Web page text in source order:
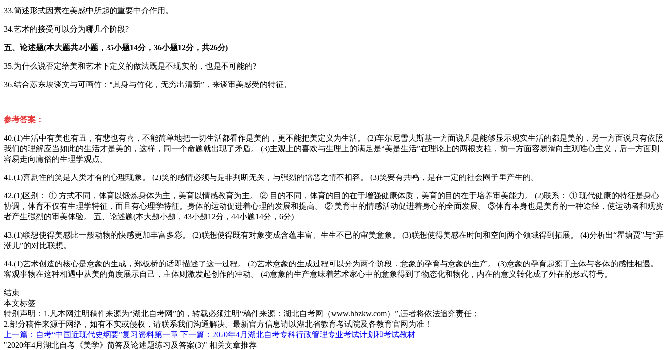
33.简述形式因素在美感中所起的重要中介作用。
34.艺术的接受可以分为哪几个阶段?
五、论述题(本大题共2小题，35小题14分，36小题12分，共26分)
35.为什么说否定给美和艺术下定义的做法既是不现实的，也是不可能的?
36.结合苏东坡谈文与可画竹：“其身与竹化，无穷出清新”，来谈审美感受的特征。
参考答案：
40.(1)生活中有美也有丑，有悲也有喜，不能简单地把一切生活都看作是美的，更不能把美定义为生活。 (2)车尔尼雪夫斯基一方面说凡是能够显示现实生活的都是美的，另一方面说只有依照
我们的理解应当如此的生活才是美的，这样，同一个命题就出现了矛盾。 (3)主观上的喜欢与生理上的满足是“美是生活”在理论上的两根支柱，前一方面容易滑向主观唯心主义，后一方面则
容易走向庸俗的生理学观点。
41.(1)喜剧性的笑是人类才有的心理现象。 (2)笑的感情必须与是非判断无关，与强烈的憎恶之情不相容。 (3)笑要有共鸣，是在一定的社会圈子里产生的。
42.(1)区别： ① 方式不同，体育以锻炼身体为主，美育以情感教育为主。 ② 目的不同，体育的目的在于增强健康体质，美育的目的在于培养审美能力。 (2)联系： ① 现代健康的特征是身心
协调，体育不仅有生理学特征，而且有心理学特征。身体的运动促进着心理的发展和提高。 ② 美育中的情感活动促进着身心的全面发展。 ③体育本身也是美育的一种途径，使运动者和观赏
者产生强烈的审美体验。 五、论述题(本大题小题，43小题12分，44小题14分，6分)
43.(1)联想使得美感比一般动物的快感更加丰富多彩。 (2)联想使得既有对象变成含蕴丰富、生生不已的审美意象。 (3)联想使得美感在时间和空间两个领域得到拓展。 (4)分析出“瞿塘贾”与“弄
潮儿”的对比联想。
44.(1)艺术创造的核心是意象的生成，郑板桥的话即描述了这一过程。 (2)艺术意象的生成过程可以分为两个阶段：意象的孕育与意象的生产。 (3)意象的孕育起源于主体与客体的感性相遇。
客观事物在这种相遇中从美的角度展示自己，主体则激发起创作的冲动。 (4)意象的生产意味着艺术家心中的意象得到了物态化和物化，内在的意义转化成了外在的形式符号。
结束
本文标签
特别声明：1.凡本网注明稿件来源为“湖北自考网”的，转载必须注明“稿件来源：湖北自考网（www.hbzkw.com）”,违者将依法追究责任；
2.部分稿件来源于网络，如有不实或侵权，请联系我们沟通解决。最新官方信息请以湖北省教育考试院及各教育官网为准！
上一篇：自考“中国近现代史纲要”复习资料第一章 下一篇：2020年4月湖北自考专科行政管理专业考试计划和考试教材
"2020年4月湖北自考《美学》简答及论述题练习及答案(3)" 相关文章推荐